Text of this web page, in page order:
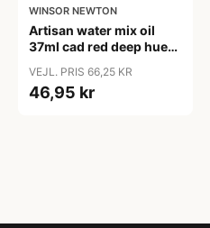
WINSOR NEWTON
Artisan water mix oil
37ml cad red deep hue
VEJL. PRIS 66,25 KR
46,95 kr